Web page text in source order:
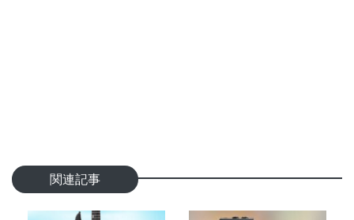
関連記事